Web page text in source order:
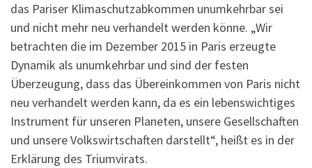
das Pariser Klimaschutzabkommen unumkehrbar sei
und nicht mehr neu verhandelt werden könne. „Wir
betrachten die im Dezember 2015 in Paris erzeugte
Dynamik als unumkehrbar und sind der festen
Überzeugung, dass das Übereinkommen von Paris nicht
neu verhandelt werden kann, da es ein lebenswichtiges
Instrument für unseren Planeten, unsere Gesellschaften
und unsere Volkswirtschaften darstellt“, heißt es in der
Erklärung des Triumvirats.